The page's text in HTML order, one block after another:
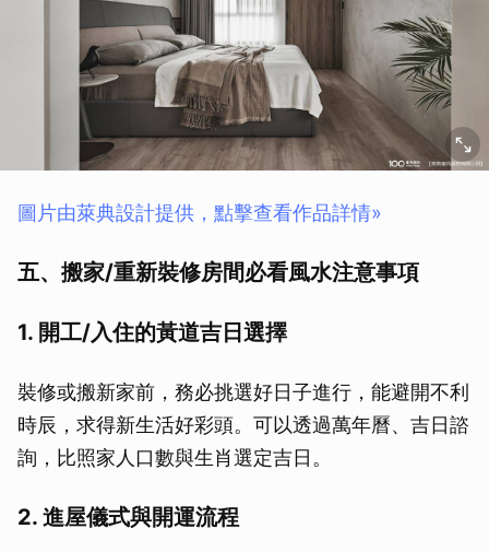
圖片由萊典設計提供，點擊查看作品詳情»
五、搬家/重新裝修房間必看風水注意事項
1. 開工/入住的黃道吉日選擇
裝修或搬新家前，務必挑選好日子進行，能避開不利
時辰，求得新生活好彩頭。可以透過萬年曆、吉日諮
詢，比照家人口數與生肖選定吉日。
2. 進屋儀式與開運流程